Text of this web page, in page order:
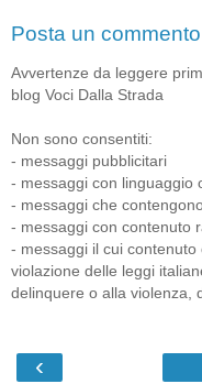
Posta un commento
Avvertenze da leggere
blog Voci Dalla Strada
Non sono consentiti:
- messaggi pubblicitari
- messaggi con linguaggio
- messaggi che
- messaggi con contenuto
- messaggi il cui contenuto
violazione delle leggi
delinquere o alla violenza,
‹